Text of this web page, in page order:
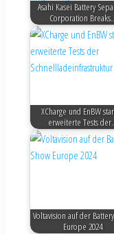
Asahi Kasei Battery
Corporation
XCharge und EnBW
erweiterte Tests
Voltavision auf der
Europe 2024